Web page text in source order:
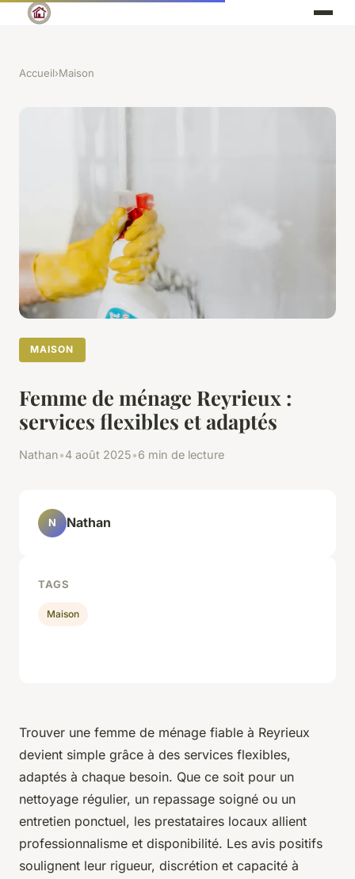
Accueil›Maison
MAISON
Femme de ménage Reyrieux :
services flexibles et adaptés
Nathan•4 août 2025•6 min de lecture
Trouver une femme de ménage fiable à Reyrieux
devient simple grâce à des services flexibles,
adaptés à chaque besoin. Que ce soit pour un
nettoyage régulier, un repassage soigné ou un
entretien ponctuel, les prestataires locaux allient
professionnalisme et disponibilité. Les avis positifs
soulignent leur rigueur, discrétion et capacité à
N Nathan
TAGS
Maison